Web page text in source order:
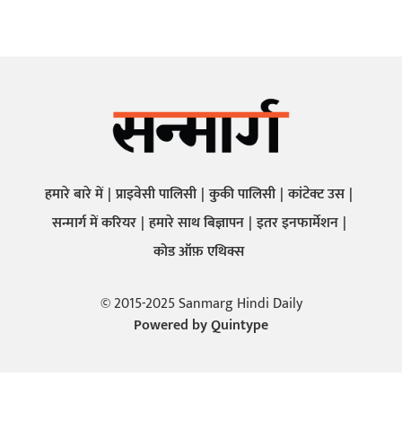
हमारे बारे में प्राइवेसी पालिसी कुकी पालिसी कांटेक्ट उस
सन्मार्ग में करियर हमारे साथ बिज्ञापन इतर इनफार्मेशन
कोड ऑफ़ एथिक्स
© 2015-2025 Sanmarg Hindi Daily
Powered byQuintype